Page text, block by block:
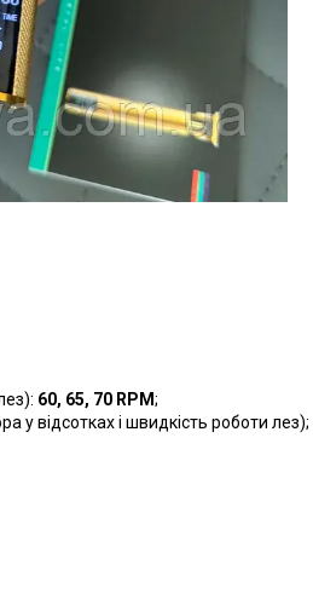
60, 65, 70 RPM;
у відсотках і швидкість роботи лез);